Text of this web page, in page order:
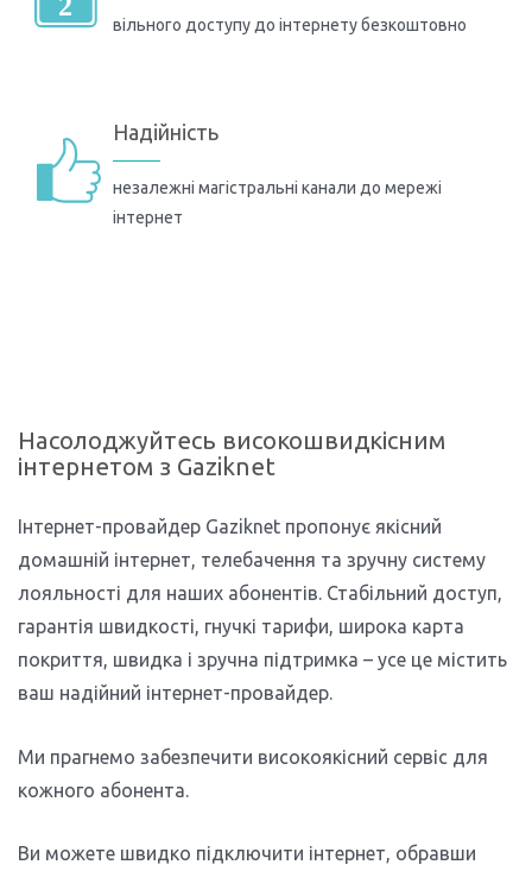
вільного доступу до інтернету безкоштовно
Надійність
незалежні магістральні канали до мережі
інтернет
Насолоджуйтесь високошвидкісним
інтернетом з Gaziknet
Інтернет-провайдер Gaziknet пропонує якісний
домашній інтернет, телебачення та зручну систему
лояльності для наших абонентів. Стабільний доступ,
гарантія швидкості, гнучкі тарифи, широка карта
покриття, швидка і зручна підтримка – усе це містить
ваш надійний інтернет-провайдер.
Ми прагнемо забезпечити високоякісний сервіс для
кожного абонента.
Ви можете швидко підключити інтернет, обравши